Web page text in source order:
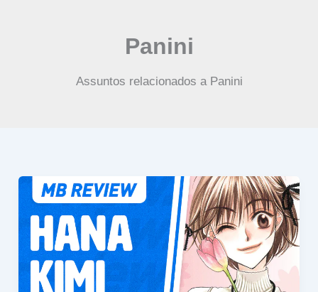
Panini
Assuntos relacionados a Panini